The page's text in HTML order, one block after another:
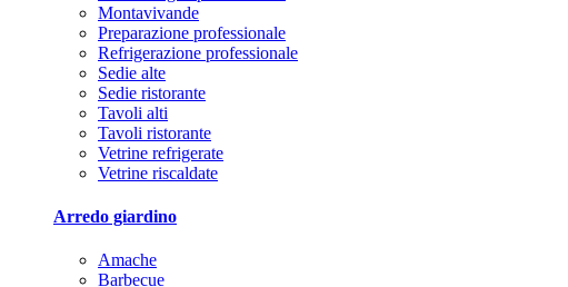
Montavivande
Preparazione professionale
Refrigerazione professionale
Sedie alte
Sedie ristorante
Tavoli alti
Tavoli ristorante
Vetrine refrigerate
Vetrine riscaldate
Arredo giardino
Amache
Barbecue